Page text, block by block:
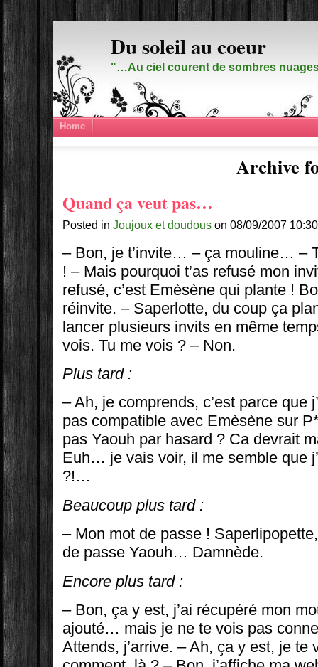
Du soleil au coeur
"…Au ciel courent de sombres
Home
Archive
Quand ça veut pas…
Posted inJoujoux et doudous on 08/09/2007
– Bon, je t’invite… – ça mouline… –
! – Mais pourquoi t’as refusé mon
refusé, c’est Emèsène qui plante !
réinvite. – Saperlotte, du coup ça
lancer plusieurs invits en même
vois. Tu me vois ? – Non.
Plus tard :
– Ah, je comprends, c’est parce que
pas compatible avec Emèsène sur
pas Yaouh par hasard ? Ca devrait
Euh… je vais voir, il me semble que
?!…
Beaucoup plus tard :
– Mon mot de passe !
de passe Yaouh… Damnède.
Encore plus tard :
– Bon, ça y est, j’ai récupéré mon
ajouté… mais je ne te vois pas
Attends, j’arrive. – Ah, ça y est, je te